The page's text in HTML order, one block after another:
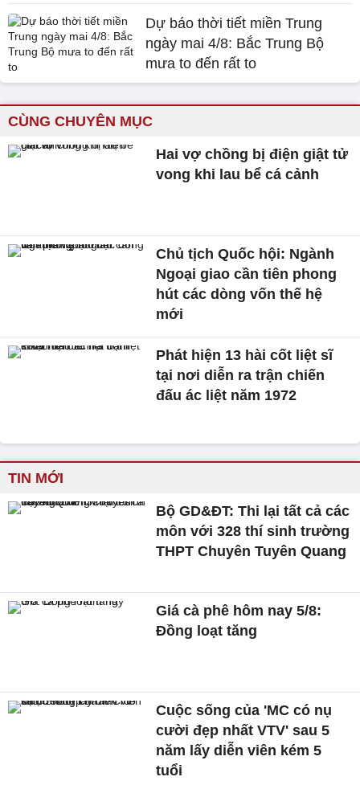
Dự báo thời tiết miền Trung
ngày mai 4/8: Bắc Trung Bộ
mưa to đến rất to
CÙNG CHUYÊN MỤC
Hai vợ chồng bị điện giật tử
vong khi lau bể cá cảnh
Chủ tịch Quốc hội: Ngành
Ngoại giao cần tiên phong
hút các dòng vốn thế hệ
mới
Phát hiện 13 hài cốt liệt sĩ
tại nơi diễn ra trận chiến
đấu ác liệt năm 1972
TIN MỚI
Bộ GD&ĐT: Thi lại tất cả các
môn với 328 thí sinh trường
THPT Chuyên Tuyên Quang
Giá cà phê hôm nay 5/8:
Đồng loạt tăng
Cuộc sống của 'MC có nụ
cười đẹp nhất VTV' sau 5
năm lấy diễn viên kém 5
tuổi